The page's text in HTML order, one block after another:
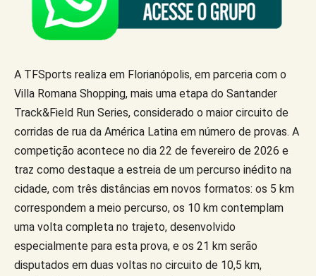
A TFSports realiza em Florianópolis, em parceria com o
Villa Romana Shopping, mais uma etapa do Santander
Track&Field Run Series, considerado o maior circuito de
corridas de rua da América Latina em número de provas. A
competição acontece no dia 22 de fevereiro de 2026 e
traz como destaque a estreia de um percurso inédito na
cidade, com três distâncias em novos formatos: os 5 km
correspondem a meio percurso, os 10 km contemplam
uma volta completa no trajeto, desenvolvido
especialmente para esta prova, e os 21 km serão
disputados em duas voltas no circuito de 10,5 km,